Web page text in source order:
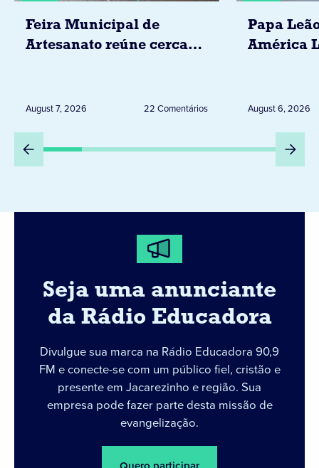
Feira Municipal de
Artesanato reúne cerca
August 7, 2026 22 Comentários
Papa
América
Peru
August 6, 2026
Seja uma anunciante
da Rádio Educadora
Divulgue sua marca na Rádio Educadora 90,9
FM e conecte-se com um público fiel, cristão e
presente em Jacarezinho e região. Sua
empresa pode fazer parte desta missão de
evangelização.